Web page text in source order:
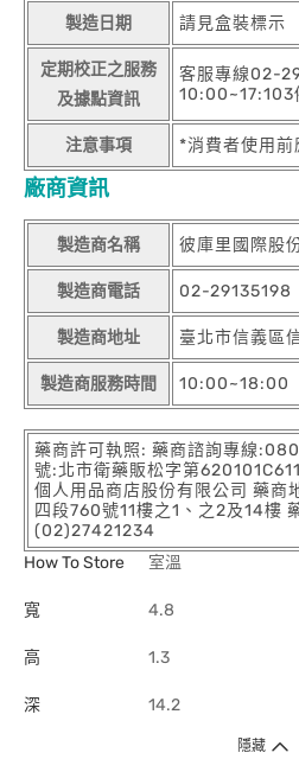
製造日期 請見盒裝標示
定期校正之服務
及據點資訊
客服專線02-
10:00~17:103
注意事項 *消費者使用前
廠商資訊
製造商名稱 彼庫里國際股
製造商電話 02-29135198
製造商地址 臺北市信義區
製造商服務時間 10:00~18:00
藥商許可執照: 藥商諮詢專線
號:北市衛藥販松字第
個人用品商店股份有限公司 藥商
四段760號11樓之1、之2及14樓
(02)27421234
How To Store
室溫
寬 4.8
高 1.3
深 14.2
隱藏